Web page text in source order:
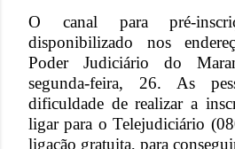
O canal para pré-
disponibilizado nos
Poder Judiciário do
segunda-feira, 26. As
dificuldade de realizar a
ligar para o Telejudiciário
ligação gratuita, para